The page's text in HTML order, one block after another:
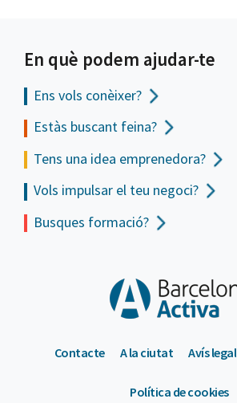
En què podem ajudar-te
Ens vols conèixer?
Estàs buscant feina?
Tens una idea emprenedora?
Vols impulsar el teu negoci?
Busques formació?
Contacte A la ciutat Avís legal
Política de cookies